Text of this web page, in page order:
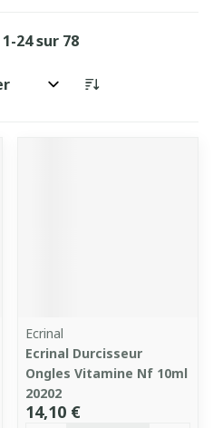
1-24sur 78
Ecrinal
Ecrinal Durcisseur
Ongles Vitamine Nf 10ml
20202
14,10 €